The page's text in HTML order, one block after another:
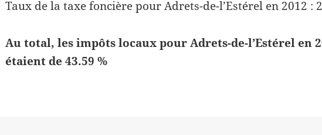
Taux de la taxe foncière pour Adrets-de-l’Estérel en 2012 :
Au total, les impôts locaux pour Adrets-de-l’Estérel en
étaient de 43.59 %